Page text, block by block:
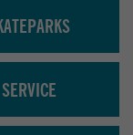
SERVICE